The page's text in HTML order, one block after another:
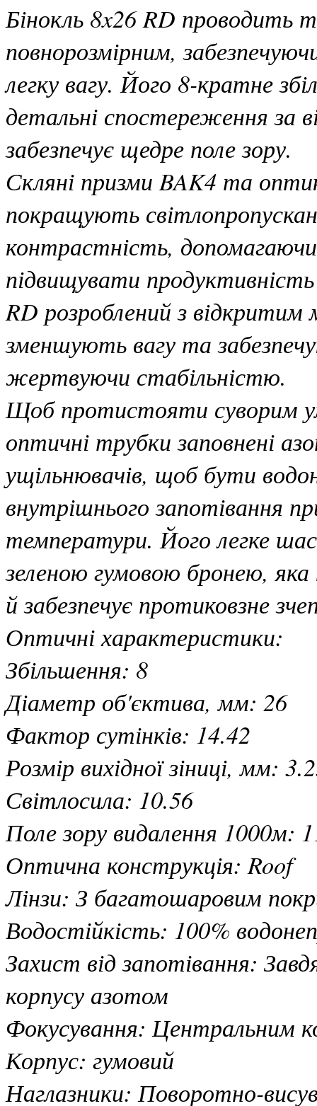
Бінокль 8x26 RD
повнорозмірним,
легку вагу. Його 8-кратне
детальні спостереження за
забезпечує щедре поле зору.
Скляні призми BAK4 та
покращують
контрастність,
підвищувати
RD розроблений з
зменшують вагу та
жертвуючи стабільністю.
Щоб протистояти суворим
оптичні трубки заповнені
ущільнювачів, щоб бути
внутрішнього запотівання
температури. Його легке
зеленою гумовою бронею, яка
й забезпечує протиковзне
Оптичні характеристики:
Збільшення: 8
Діаметр об'єктива, мм: 26
Фактор сутінків: 14.42
Розмір вихідної зіниці, мм:
Світлосила: 10.56
Поле зору видалення 1000м:
Оптична конструкція: Roof
Лінзи: З багатошаровим
Водостійкість: 100%
Захист від запотівання:
корпусу азотом
Фокусування: Центральним
Корпус: гумовий
Наглазники: Поворотно-